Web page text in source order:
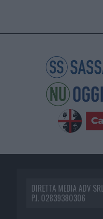
DIRETTA MEDIA ADV SRL
P.I. 02839380306